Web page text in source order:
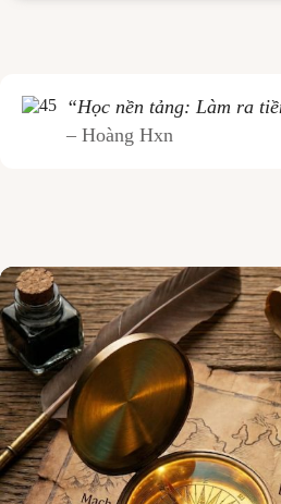
“Học nền tảng: Làm ra
– Hoàng Hxn